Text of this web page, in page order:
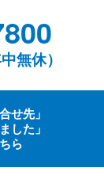
無休）
せ先」
した」
ら